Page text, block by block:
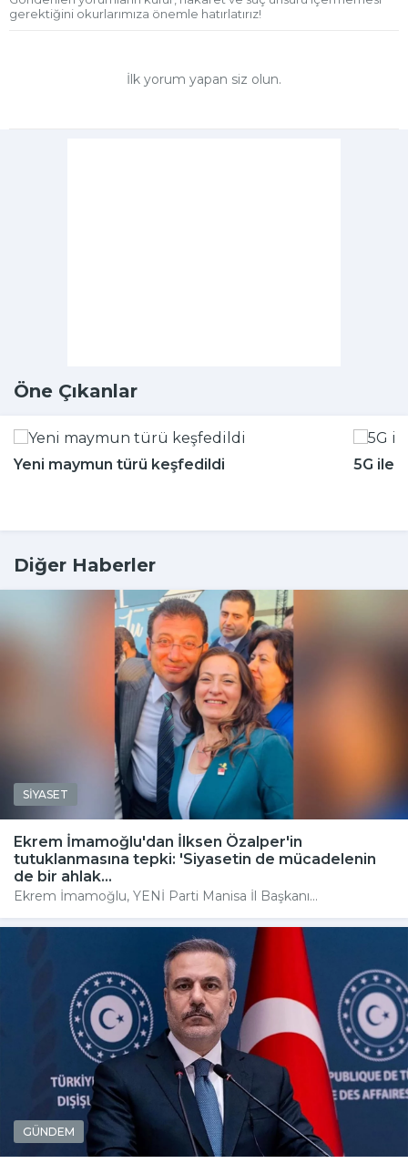
gerektiğini okurlarımıza önemle hatırlatırız!
İlk yorum yapan siz olun.
Öne Çıkanlar
Yeni maymun türü keşfedildi 5G ile
Diğer Haberler
SİYASET
Ekrem İmamoğlu'dan İlksen Özalper'in
tutuklanmasına tepki: 'Siyasetin de mücadelenin
de bir ahlak...
Ekrem İmamoğlu, YENİ Parti Manisa İl Başkanı...
GÜNDEM